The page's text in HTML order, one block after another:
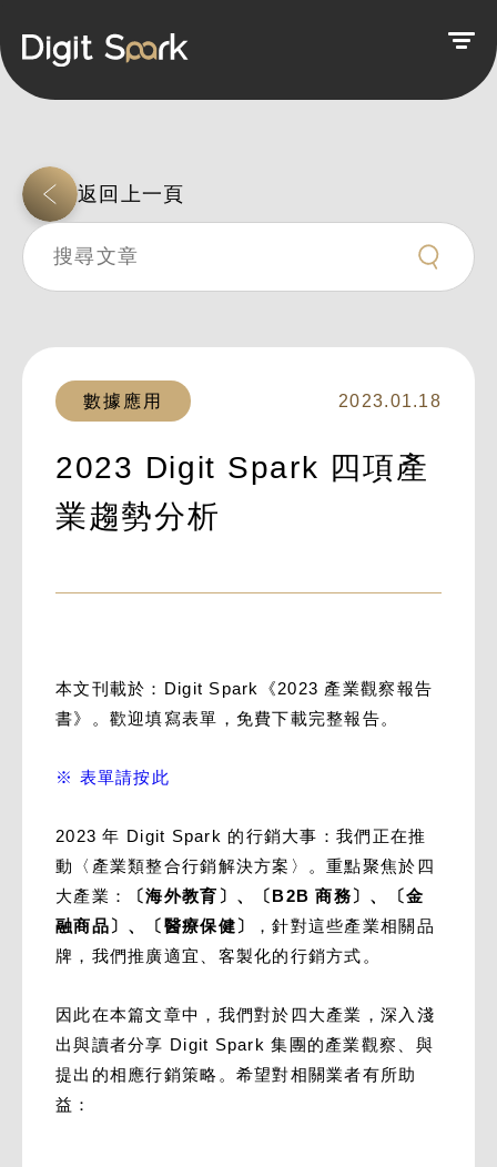
返回上一頁
數據應用 2023.01.18
2023 Digit Spark 四項產
業趨勢分析
本文刊載於：Digit Spark《2023 產業觀察報告
書》。歡迎填寫表單，免費下載完整報告。
※ 表單請按此
2023 年 Digit Spark 的行銷大事：我們正在推
動〈產業類整合行銷解決方案〉。重點聚焦於四
大產業：
〔海外教育〕、〔B2B 商務〕、〔金
融商品〕、〔醫療保健〕
，針對這些產業相關品
牌，我們推廣適宜、客製化的行銷方式。
因此在本篇文章中，我們對於四大產業，深入淺
出與讀者分享 Digit Spark 集團的產業觀察、與
提出的相應行銷策略。希望對相關業者有所助
益：